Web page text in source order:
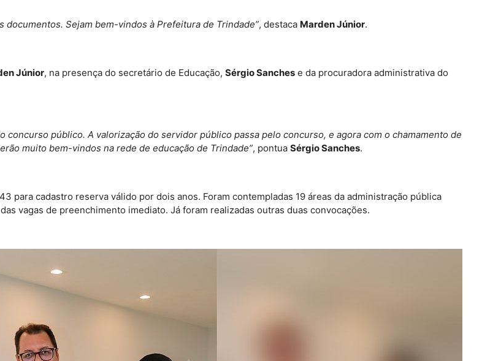
documentos. Sejam bem-vindos à Prefeitura de Trindade”, destaca Marden Júnior.
Júnior, na presença do secretário de Educação, Sérgio Sanches e da procuradora administrativa do
concurso público. A valorização do servidor público passa pelo concurso, e agora com o chamamento de
muito bem-vindos na rede de educação de Trindade”, pontua Sérgio Sanches.
para cadastro reserva válido por dois anos. Foram contempladas 19 áreas da administração pública
vagas de preenchimento imediato. Já foram realizadas outras duas convocações.